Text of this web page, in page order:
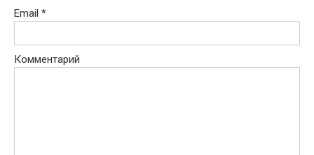
Email *
Комментарий